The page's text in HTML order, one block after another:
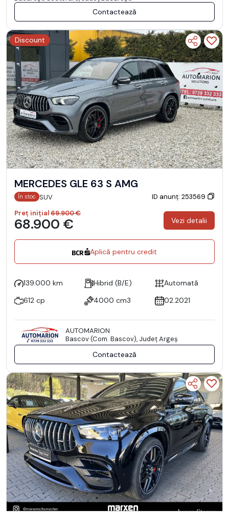
Contactează
Discount
MERCEDES GLE 63 S AMG
În stoc SUV
ID anunț: 253569
Preț inițial69.900 €
68.900 € Vezi detalii
Aplică pentru credit
139.000 km Hibrid (B/E)
Automată
612 cp
4000 cm3 02.2021
AUTOMARION
Bascov (Com. Bascov), Județ Argeş
Contactează